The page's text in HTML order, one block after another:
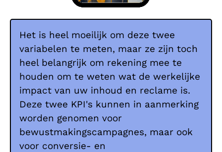
Het is heel moeilijk om deze twee
variabelen te meten, maar ze zijn toch
heel belangrijk om rekening mee te
houden om te weten wat de werkelijke
impact van uw inhoud en reclame is.
Deze twee KPI's kunnen in aanmerking
worden genomen voor
bewustmakingscampagnes, maar ook
voor conversie- en